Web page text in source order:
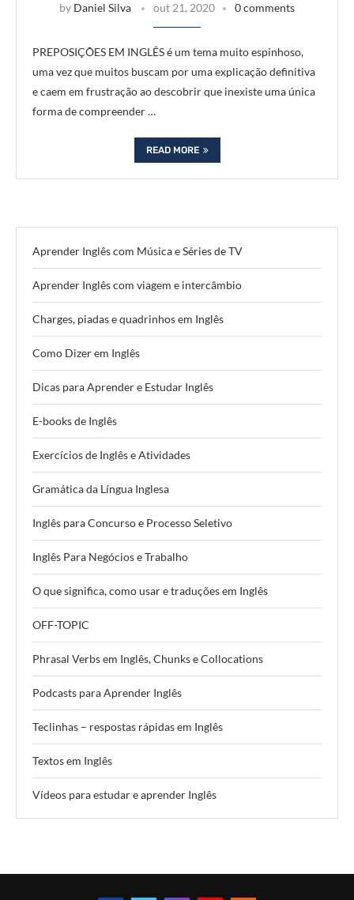
by Daniel Silva out 21, 2020 0 comments
PREPOSIÇÕES EM INGLÊS é um tema muito espinhoso,
uma vez que muitos buscam por uma explicação definitiva
e caem em frustração ao descobrir que inexiste uma única
forma de compreender …
READ MORE
Aprender Inglês com Música e Séries de TV
Aprender Inglês com viagem e intercâmbio
Charges, piadas e quadrinhos em Inglês
Como Dizer em Inglês
Dicas para Aprender e Estudar Inglês
E-books de Inglês
Exercícios de Inglês e Atividades
Gramática da Língua Inglesa
Inglês para Concurso e Processo Seletivo
Inglês Para Negócios e Trabalho
O que significa, como usar e traduções em Inglês
OFF-TOPIC
Phrasal Verbs em Inglês, Chunks e Collocations
Podcasts para Aprender Inglês
Teclinhas – respostas rápidas em Inglês
Textos em Inglês
Vídeos para estudar e aprender Inglês